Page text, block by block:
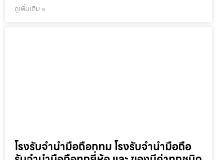
ดูเพิ่มเติม »
โรงรับจำนำมือถือกทม โรงรับจำนำมือถือ